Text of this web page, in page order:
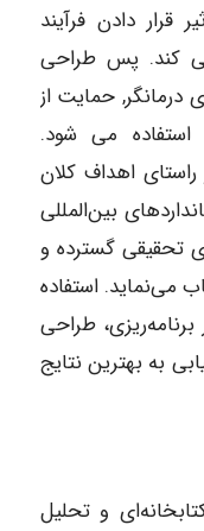
قرار دادن فرآیند
کند. پس طراحی
درمانگر, حمایت از
استفاده می­ شود.
راستای اهداف کلان
بین‌المللی
تحقیقی گسترده و
می‌نماید. استفاده
طراحی
به بهترین نتایج
و تحلیل